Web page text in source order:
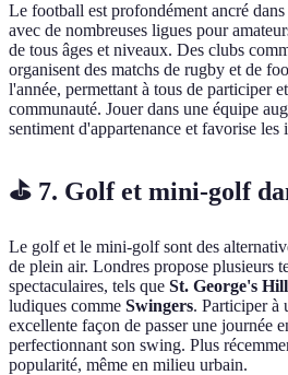
Le football est profondément ancré
avec de nombreuses ligues pour
de tous âges et niveaux. Des clubs
organisent des matchs de rugby et de
l'année, permettant à tous de participer
communauté. Jouer dans une équipe
sentiment d'appartenance et favorise les
⛳ 7. Golf et mini-golf
Le golf et le mini-golf sont des
de plein air. Londres propose plusieurs
spectaculaires, tels que St. George's Hill
ludiques comme Swingers. Participer à
excellente façon de passer une journée
perfectionnant son swing. Plus
popularité, même en milieu urbain.